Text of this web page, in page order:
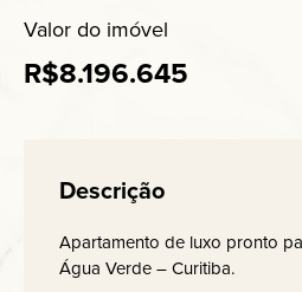
Valor do imóvel
R$8.196.645
Descrição
Apartamento de luxo pronto
Água Verde – Curitiba.